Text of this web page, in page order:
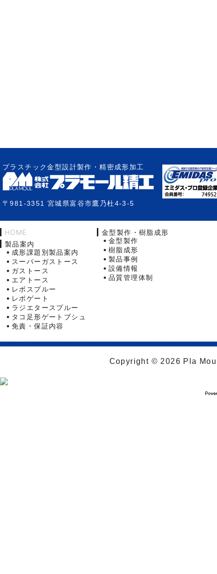
プラスチック金型設計製作・精密成形加工
〒981-3351 宮城県富谷市鷹乃杜4-3-5
HOME
製品案内
成形課題別製品案内
スーパーガストース
ガストース
エアトース
レボスプルー
レボゲート
ラジエタースプルー
タコ足形ゲートブシュ
免責・保証内容
金型製作・樹脂成形
金型製作
樹脂成形
製品事例
設備情報
品質管理体制
Copyright © 2026 Pla